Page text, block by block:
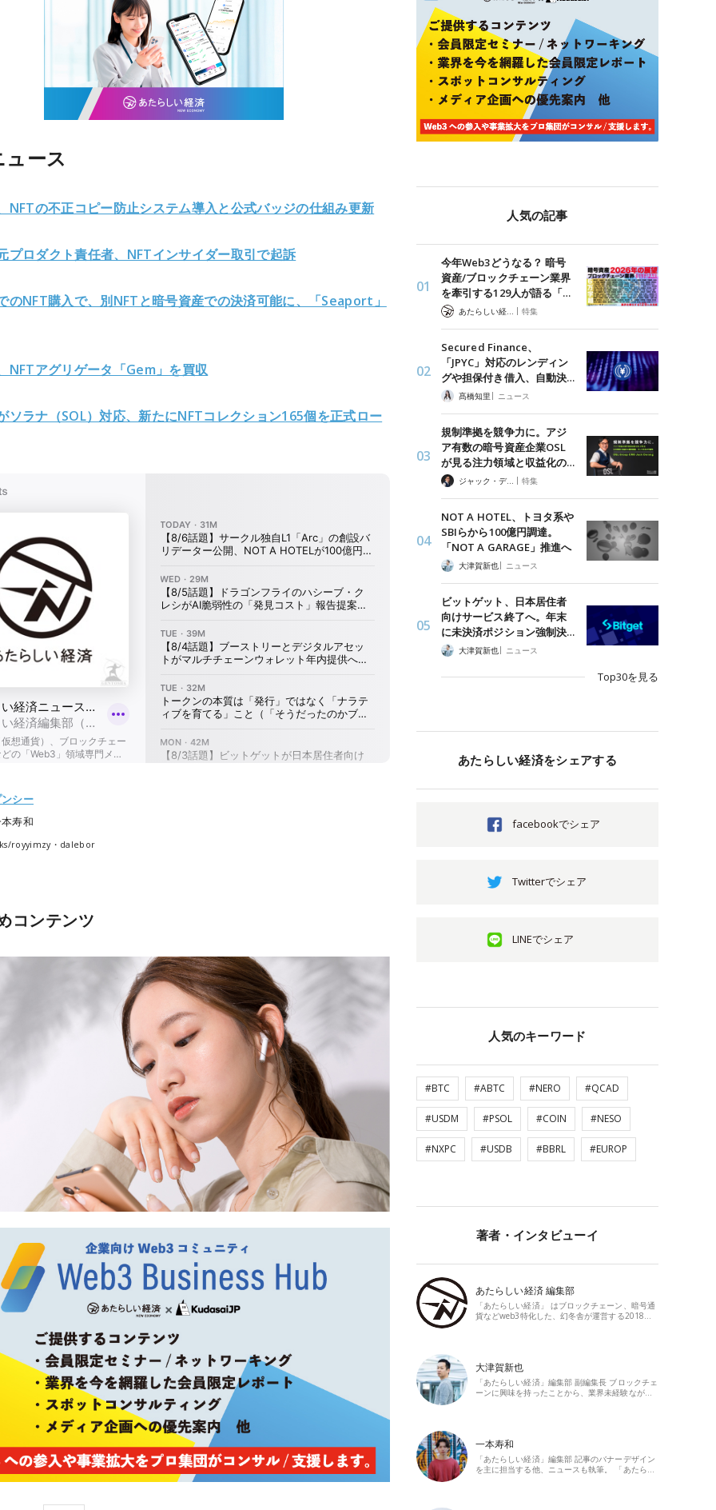
ース
NFTの不正コピー防止システム導入と公式バッジの仕組み更新
プロダクト責任者、NFTインサイダー取引で起訴
のNFT購入で、別NFTと暗号資産での決済可能に、「Seaport」
NFTアグリゲータ「Gem」を買収
ソラナ（SOL）対応、新たにNFTコレクション165個を正式ロー
シー
寿和
royyimzy・dalebor
コンテンツ
人気の記事
今年Web3どうなる？ 暗号
資産/ブロックチェーン業界
を牽引する129人が語る「…
| 特集
Secured Finance、
「JPYC」対応のレンディン
グや担保付き借入、自動決…
髙橋知里 | ニュース
規制準拠を競争力に。アジ
ア有数の暗号資産企業OSL
が見る注力領域と収益化の…
ジャック・デロン（Jack Derong） | 特集
NOT A HOTEL、トヨタ系や
SBIらから100億円調達。
「NOT A GARAGE」推進へ
大津賀新也| ニュース
ビットゲット、日本居住者
向けサービス終了へ。年末
に未決済ポジション強制決…
大津賀新也| ニュース
Top30を見る
あたらしい経済をシェアする
facebookでシェア
Twitterでシェア
LINEでシェア
人気のキーワード
#BTC #ABTC #NERO #QCAD
#USDM #PSOL #COIN #NESO
#NXPC #USDB #BBRL #EUROP
著者・インタビューイ
あたらしい経済 編集部
「あたらしい経済」 はブロックチェーン、暗号通
貨などweb3特化した、幻冬舎が運営する2018…
大津賀新也
「あたらしい経済」編集部 副編集長 ブロックチェ
ーンに興味を持ったことから、業界未経験なが…
一本寿和
「あたらしい経済」編集部 記事のバナーデザイン
を主に担当する他、ニュースも執筆。 「あたら…